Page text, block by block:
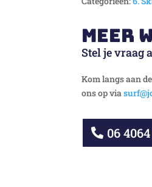
Meer
Stel je vraag
Kom langs aan
ons op via
06